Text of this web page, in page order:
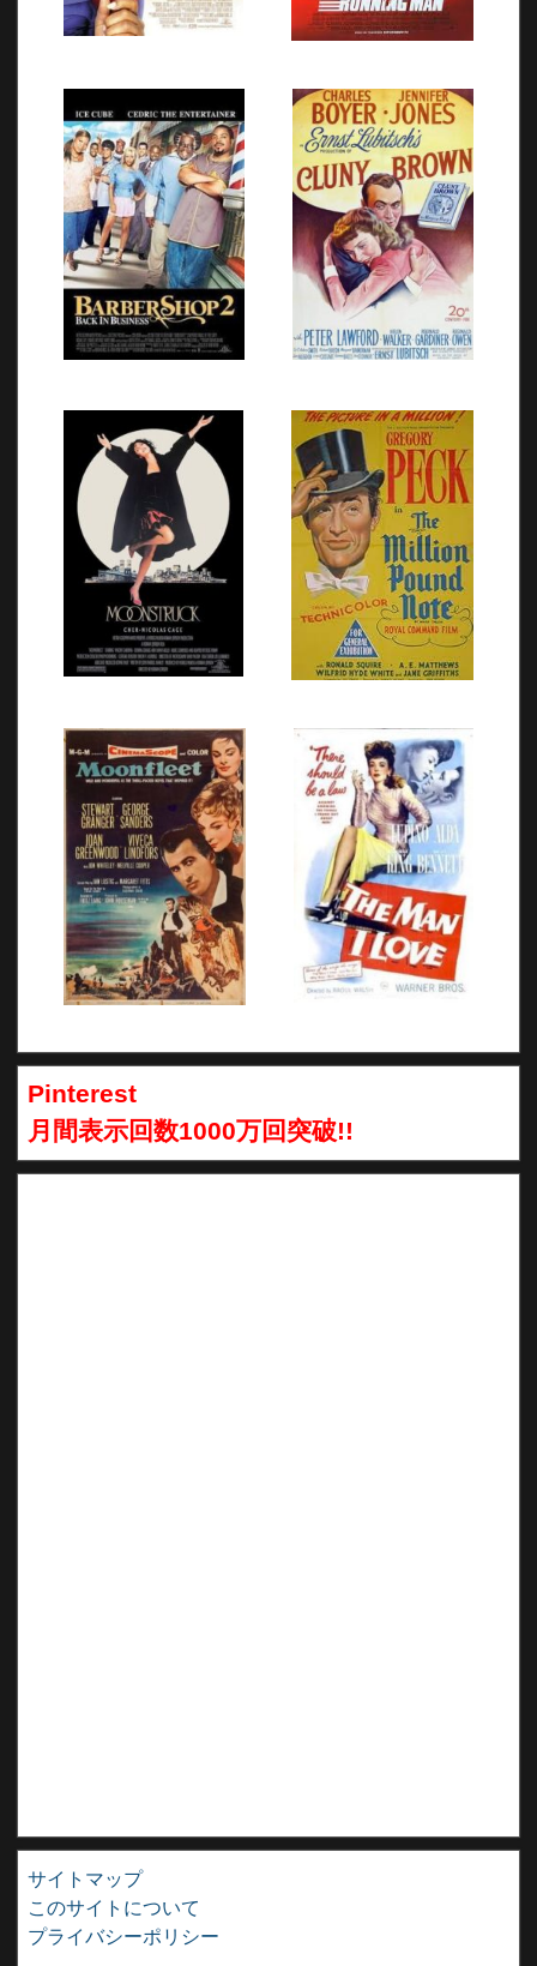
Pinterest
月間表示回数1000万回突破!!
サイトマップ
このサイトについて
プライバシーポリシー